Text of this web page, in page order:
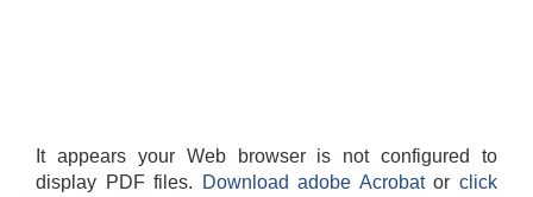
It appears your Web browser is not configured to
display PDF files.
Download adobe Acrobatorclick